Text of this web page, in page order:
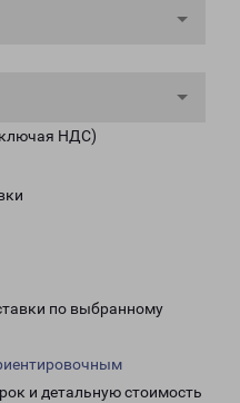
НДС)
по выбранному
и детальную стоимость